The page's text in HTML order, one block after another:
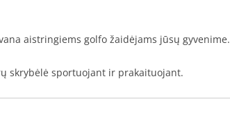
aistringiems golfo žaidėjams jūsų gyvenime.
skrybėlė sportuojant ir prakaituojant.